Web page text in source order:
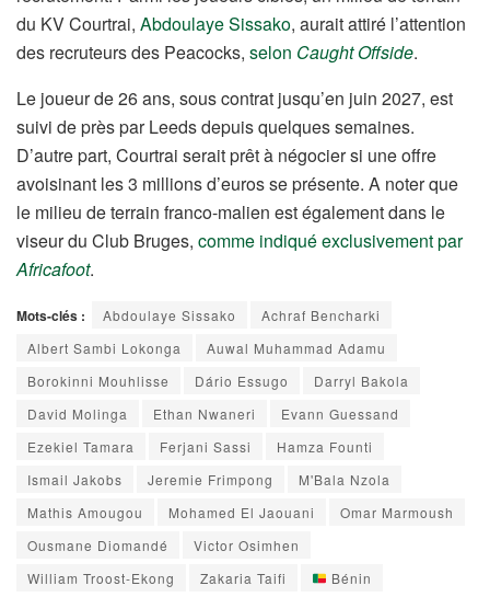
du KV Courtrai, Abdoulaye Sissako, aurait attiré l’attention
des recruteurs des Peacocks, selon Caught Offside.
Le joueur de 26 ans, sous contrat jusqu’en juin 2027, est
suivi de près par Leeds depuis quelques semaines.
D’autre part, Courtrai serait prêt à négocier si une offre
avoisinant les 3 millions d’euros se présente. A noter que
le milieu de terrain franco-malien est également dans le
viseur du Club Bruges, comme indiqué exclusivement par
Africafoot.
Mots-clés : Abdoulaye Sissako
Achraf Bencharki
Albert Sambi Lokonga
Auwal Muhammad Adamu
Borokinni Mouhlisse
Dário Essugo
Darryl Bakola
David Molinga
Ethan Nwaneri
Evann Guessand
Ezekiel Tamara
Ferjani Sassi
Hamza Founti
Ismail Jakobs
Jeremie Frimpong
M'Bala Nzola
Mathis Amougou
Mohamed El Jaouani
Omar Marmoush
Ousmane Diomandé
Victor Osimhen
William Troost-Ekong
Zakaria Taifi
Bénin